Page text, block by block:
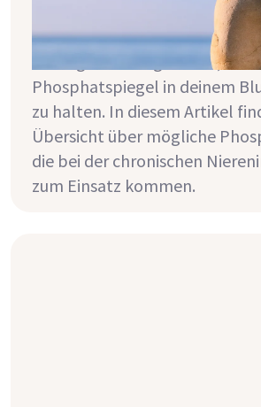
deiner Ernährung kann aber
Einnahme von
wichtigen Beitrag leisten, um
Phosphatspiegel in deinem
zu halten. In diesem Artikel
Übersicht über mögliche
die bei der chronischen
zum Einsatz kommen.